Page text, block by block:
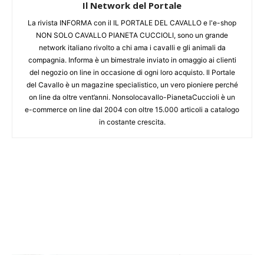
Il Network del Portale
La rivista INFORMA con il IL PORTALE DEL CAVALLO e l'e-shop
NON SOLO CAVALLO PIANETA CUCCIOLI, sono un grande
network italiano rivolto a chi ama i cavalli e gli animali da
compagnia. Informa è un bimestrale inviato in omaggio ai clienti
del negozio on line in occasione di ogni loro acquisto. Il Portale
del Cavallo è un magazine specialistico, un vero pioniere perché
on line da oltre vent’anni. Nonsolocavallo-PianetaCuccioli è un
e-commerce on line dal 2004 con oltre 15.000 articoli a catalogo
in costante crescita.